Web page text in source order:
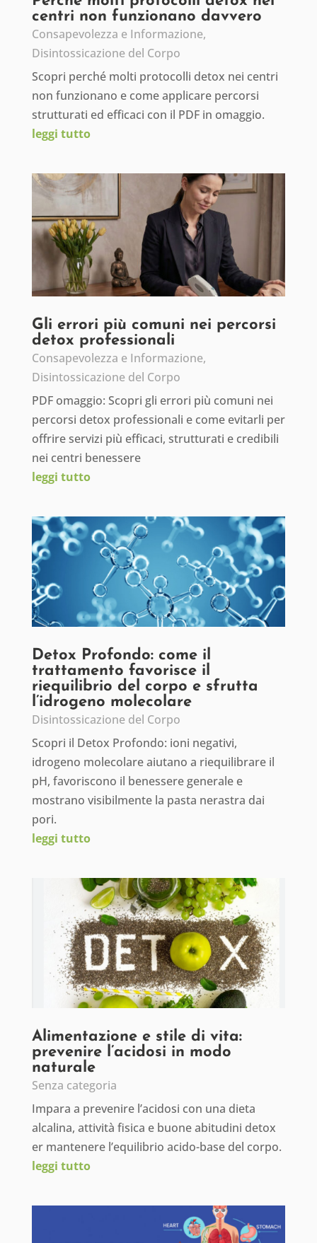
centri non funzionano davvero
Consapevolezza e Informazione,
Disintossicazione del Corpo
Scopri perché molti protocolli detox nei centri
non funzionano e come applicare percorsi
strutturati ed efficaci con il PDF in omaggio.
leggi tutto
Gli errori più comuni nei percorsi
detox professionali
Consapevolezza e Informazione,
Disintossicazione del Corpo
PDF omaggio: Scopri gli errori più comuni nei
percorsi detox professionali e come evitarli per
offrire servizi più efficaci, strutturati e credibili
nei centri benessere
leggi tutto
Detox Profondo: come il
trattamento favorisce il
riequilibrio del corpo e sfrutta
l’idrogeno molecolare
Disintossicazione del Corpo
Scopri il Detox Profondo: ioni negativi,
idrogeno molecolare aiutano a riequilibrare il
pH, favoriscono il benessere generale e
mostrano visibilmente la pasta nerastra dai
pori.
leggi tutto
Alimentazione e stile di vita:
prevenire l’acidosi in modo
naturale
Senza categoria
Impara a prevenire l’acidosi con una dieta
alcalina, attività fisica e buone abitudini detox
er mantenere l’equilibrio acido-base del corpo.
leggi tutto